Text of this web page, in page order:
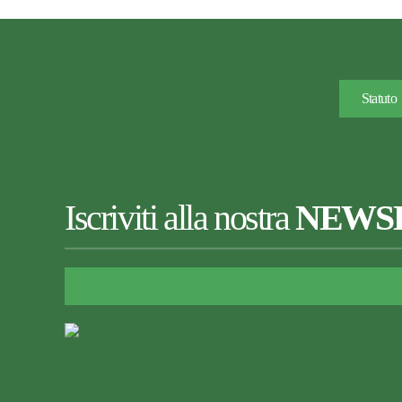
Statuto
Iscriviti alla nostra